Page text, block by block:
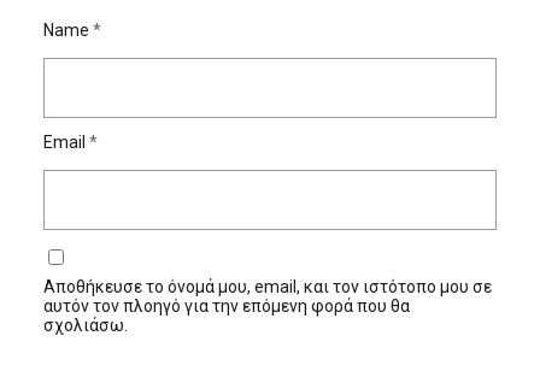
Name *
Email *
Αποθήκευσε το όνομά μου, email, και τον ιστότοπο μου σε
αυτόν τον πλοηγό για την επόμενη φορά που θα
σχολιάσω.